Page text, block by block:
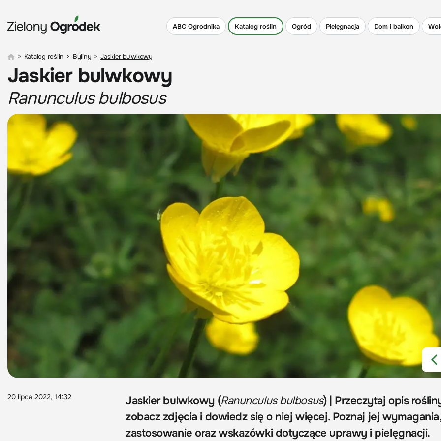
ABC Ogrodnika Katalog roślin Ogród Pielęgnacja Dom i balkon
> Katalog roślin > Byliny > Jaskier bulwkowy
Jaskier bulwkowy
Ranunculus bulbosus
20 lipca 2022, 14:32 Jaskier bulwkowy (Ranunculus bulbosus) | Przeczytaj opis
zobacz zdjęcia i dowiedz się o niej więcej. Poznaj jej wymagania,
zastosowanie oraz wskazówki dotyczące uprawy i pielęgnacji.